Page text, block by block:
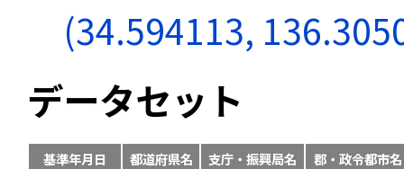
(34.594113,
データセット
基準年月日 都道府県名 支庁・振興局名
郡・政令都市名